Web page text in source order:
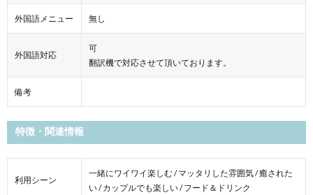
外国語メニュー 無し
外国語対応
可
翻訳機で対応させて頂いております。
備考
特徴・関連情報
利用シーン
一緒にワイワイ楽しむ / マッタリした雰囲気 / 癒された
い / カップルでも楽しい / フード＆ドリンク